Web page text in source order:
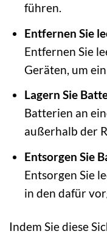
führen.
Entfernen Sie
Entfernen Sie
Geräten, um
Lagern Sie
Batterien an
außerhalb der
Entsorgen Sie
Entsorgen Sie
in den dafür
Indem Sie diese